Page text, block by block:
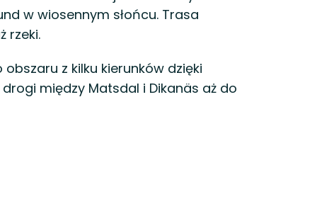
w wiosennym słońcu. Trasa
rzeki.
z kilku kierunków dzięki
między Matsdal i Dikanäs aż do